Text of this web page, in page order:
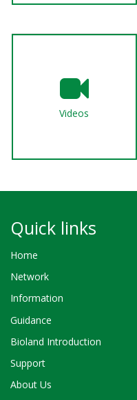
Videos
Quick links
Home
Network
Information
Guidance
Bioland Introduction
Support
About Us